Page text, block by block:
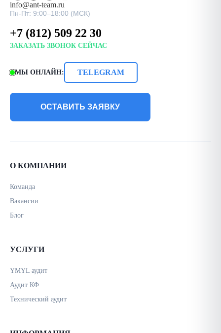
info@ant-team.ru
Пн-Пт: 9:00–18:00 (МСК)
+7 (812) 509 22 30
ЗАКАЗАТЬ ЗВОНОК СЕЙЧАС
МЫ ОНЛАЙН: TELEGRAM
ОСТАВИТЬ ЗАЯВКУ
О КОМПАНИИ
Команда
Вакансии
Блог
УСЛУГИ
YMYL аудит
Аудит КФ
Технический аудит